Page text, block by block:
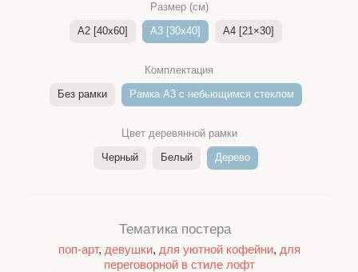
Размер (см)
A2 [40x60]
A3 [30x40] A4 [21×30]
Комплектация
Без рамки
Рамка A3 c небьющимся стеклом
Цвет деревянной рамки
Черный
Белый Дерево
Тематика постера
поп-арт, девушки, для уютной кофейни, для
переговорной в стиле лофт